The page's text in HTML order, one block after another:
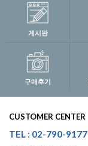
게시판
구매후기
CUSTOMER CENTER
TEL : 02-790-9177